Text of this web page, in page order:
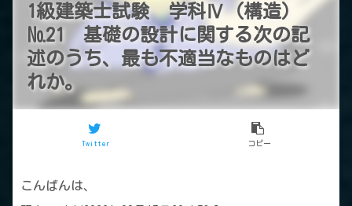
1級建築士試験 学科Ⅳ（構造）
№21 基礎の設計に関する次の記
述のうち、最も不適当なものはど
れか。
Twitter コピー
こんばんは、